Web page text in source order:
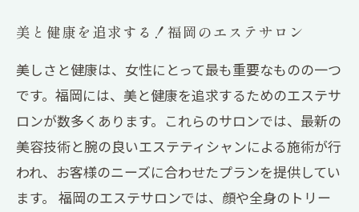
美と健康を追求する！福岡のエステサロン
美しさと健康は、女性にとって最も重要なものの一つ
です。福岡には、美と健康を追求するためのエステサ
ロンが数多くあります。これらのサロンでは、最新の
美容技術と腕の良いエステティシャンによる施術が行
われ、お客様のニーズに合わせたプランを提供してい
ます。 福岡のエステサロンでは、顔や全身のトリー